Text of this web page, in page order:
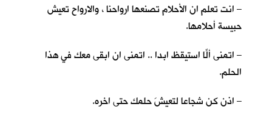
– انت تعلم ان الأحلام تصنعها ارواحنا ، والارواح تعيش
حبيسة أحلامها.
– اتمنى ألّا استيقظ ابدا .. اتمنى ان ابقى معكِ في هذا
الحلم.
– اذن كن شجاعا لتعيشَ حلمك حتى اخره.